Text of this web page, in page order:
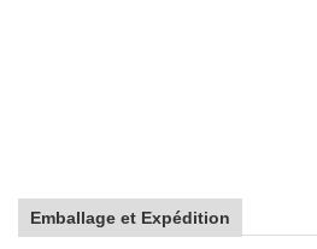
Emballage et Expédition